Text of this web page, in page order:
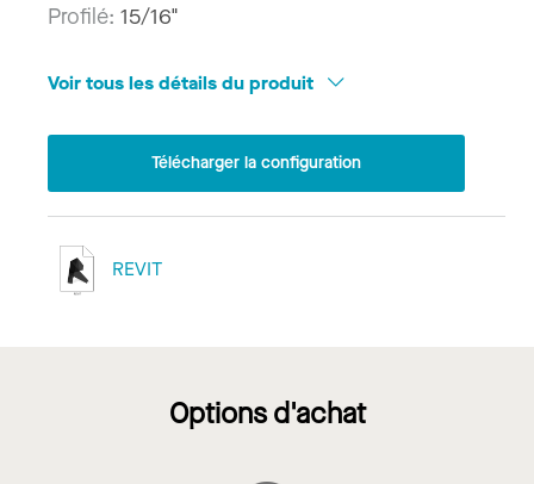
Profilé: 15/16"
Voir tous les détails du produit
Télécharger la configuration
REVIT
Options d'achat